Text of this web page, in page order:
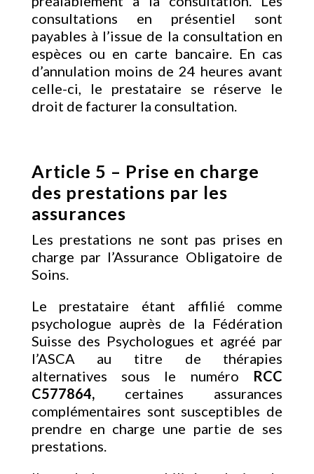
consultations en présentiel sont
payables à l’issue de la consultation en
espèces ou en carte bancaire. En cas
d’annulation moins de 24 heures avant
celle-ci, le prestataire se réserve le
droit de facturer la consultation.
Article 5 – Prise en charge
des prestations par les
assurances
Les prestations ne sont pas prises en
charge par l’Assurance Obligatoire de
Soins.
Le prestataire étant affilié comme
psychologue auprès de la Fédération
Suisse des Psychologues et agréé par
l’ASCA au titre de thérapies
alternatives sous le numéro RCC
C577864, certaines assurances
complémentaires sont susceptibles de
prendre en charge une partie de ses
prestations.